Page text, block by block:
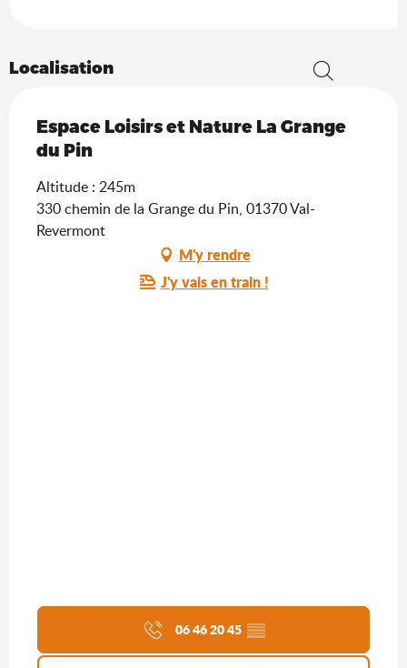
Localisation
Espace Loisirs et Nature La Grange
du Pin
Altitude : 245m
330 chemin de la Grange du Pin, 01370 Val-
Revermont
M'y rendre
J'y vais en train !
06 46 20 45 ▒▒